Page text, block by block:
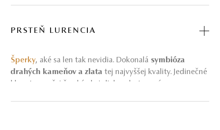
PRSTEŇ LURENCIA
Šperky, aké sa len tak nevidia. Dokonalá symbióza
drahých kameňov a zlata tej najvyššej kvality. Jedinečné
klenoty z našej šperkárskej dielne zhotovené presne na